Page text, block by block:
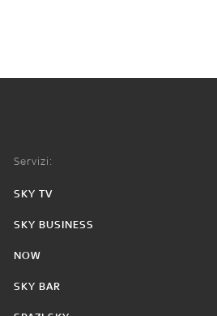
Servizi:
SKY TV
SKY BUSINESS
NOW
SKY BAR